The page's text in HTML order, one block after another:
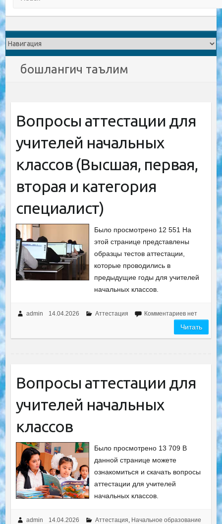
бошлангич таълим
Вопросы аттестации для
учителей начальных
классов (Высшая, первая,
вторая и категория
специалист)
Было просмотрено 12 551 На
этой странице представлены
образцы тестов аттестации,
которые проводились в
предыдущие годы для учителей
начальных классов.
admin 14.04.2026 Аттестация Комментариев нет
Читать
Вопросы аттестации для
учителей начальных
классов
Было просмотрено 13 709 В
данной странице можете
ознакомиться и скачать вопросы
аттестации для учителей
начальных классов.
admin 14.04.2026 Аттестация, Начальное образование